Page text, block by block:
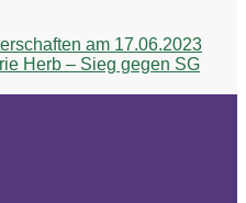
am 17.06.2023
Herb – Sieg gegen SG